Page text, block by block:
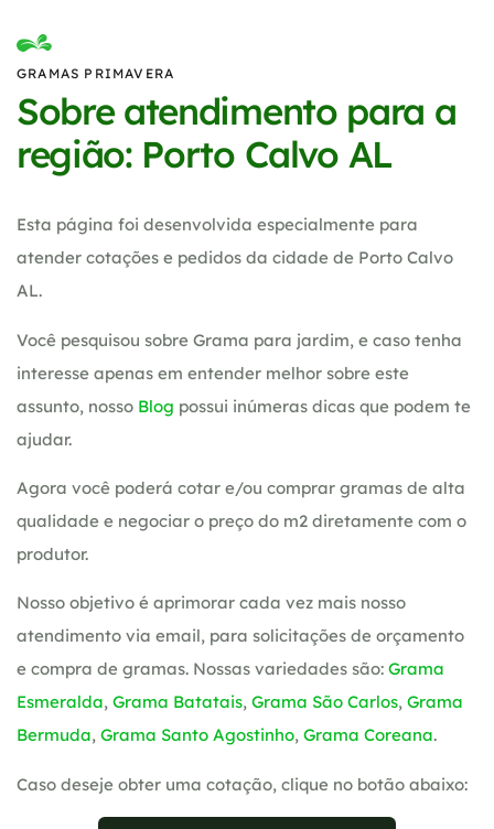
GRAMAS PRIMAVERA
Sobre atendimento para a
região: Porto Calvo AL
Esta página foi desenvolvida especialmente para
atender cotações e pedidos da cidade de Porto Calvo
AL.
Você pesquisou sobre Grama para jardim, e caso tenha
interesse apenas em entender melhor sobre este
assunto, nosso Blog possui inúmeras dicas que podem te
ajudar.
Agora você poderá cotar e/ou comprar gramas de alta
qualidade e negociar o preço do m2 diretamente com o
produtor.
Nosso objetivo é aprimorar cada vez mais nosso
atendimento via email, para solicitações de orçamento
e compra de gramas. Nossas variedades são: Grama
Esmeralda, Grama Batatais, Grama São Carlos, Grama
Bermuda, Grama Santo Agostinho, Grama Coreana.
Caso deseje obter uma cotação, clique no botão abaixo: